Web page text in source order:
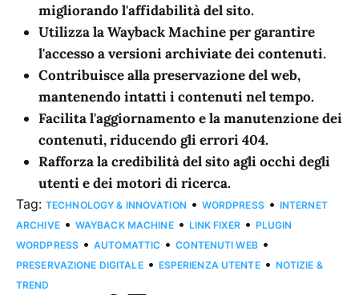
migliorando l'affidabilità del sito.
Utilizza la Wayback Machine per garantire
l'accesso a versioni archiviate dei contenuti.
Contribuisce alla preservazione del web,
mantenendo intatti i contenuti nel tempo.
Facilita l'aggiornamento e la manutenzione dei
contenuti, riducendo gli errori 404.
Rafforza la credibilità del sito agli occhi degli
utenti e dei motori di ricerca.
Tag: TECHNOLOGY & INNOVATION • WORDPRESS • INTERNET
ARCHIVE • WAYBACK MACHINE • LINK FIXER • PLUGIN
WORDPRESS • AUTOMATTIC • CONTENUTI WEB •
PRESERVAZIONE DIGITALE • ESPERIENZA UTENTE • NOTIZIE &
TREND